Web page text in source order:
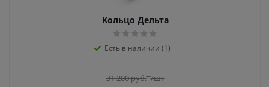
Кольцо Дельта
Есть в наличии (1)
31 200руб. /шт